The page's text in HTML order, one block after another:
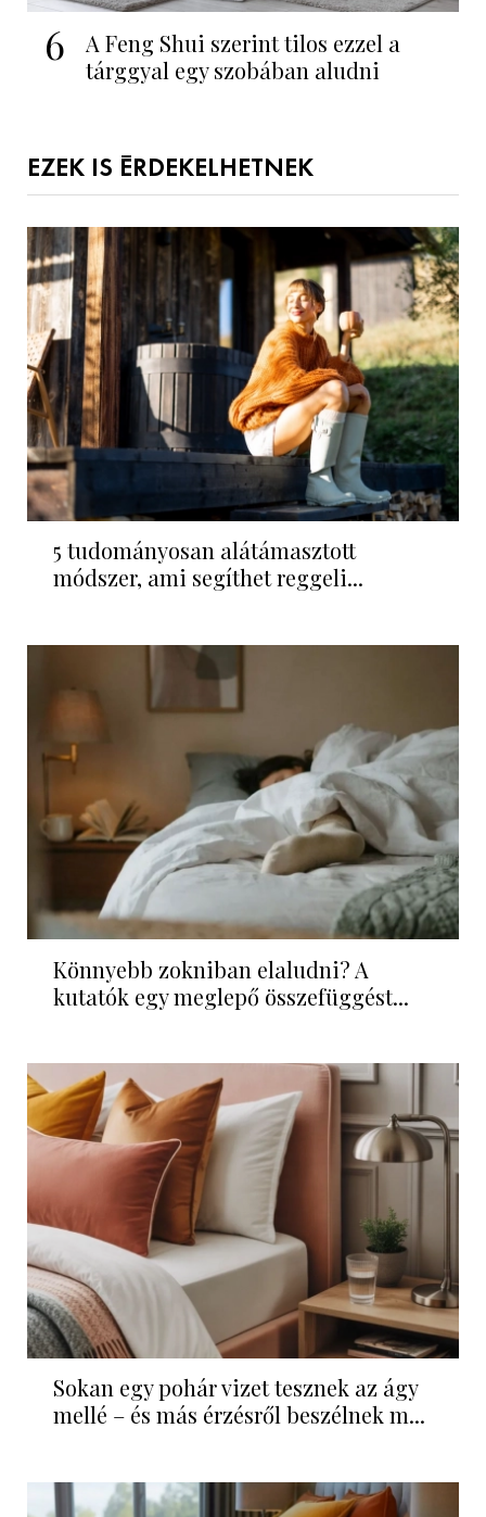
6
A Feng Shui szerint tilos ezzel a
tárggyal egy szobában aludni
EZEK IS ÉRDEKELHETNEK
5 tudományosan alátámasztott
módszer, ami segíthet reggeli...
Könnyebb zokniban elaludni? A
kutatók egy meglepő összefüggést...
Sokan egy pohár vizet tesznek az ágy
mellé – és más érzésről beszélnek m...